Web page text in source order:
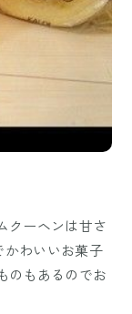
クーヘンは甘さ
かわいいお菓子
のもあるのでお